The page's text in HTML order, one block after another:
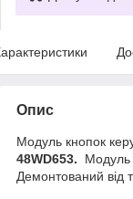
Опис
Модуль кнопок
48WD653. Модуль
Демонтований від